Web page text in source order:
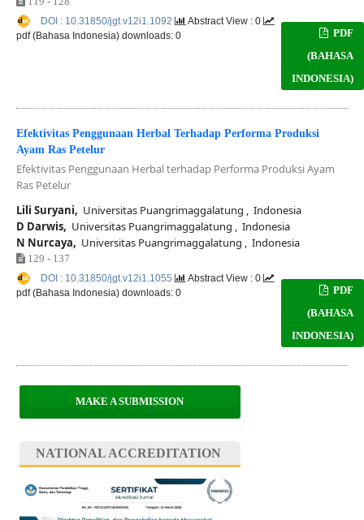
PDF
(BAHASA
INDONESIA)
DOI : 10.31850/jgt.v12i1.1092
Abstract View : 0
pdf (Bahasa Indonesia) downloads: 0
Efektivitas Penggunaan Herbal Terhadap Performa Produksi
Ayam Ras Petelur
Efektivitas Penggunaan Herbal terhadap Performa Produksi Ayam
Ras Petelur
Lili Suryani, Universitas Puangrimaggalatung , Indonesia
D Darwis, Universitas Puangrimaggalatung , Indonesia
N Nurcaya, Universitas Puangrimaggalatung , Indonesia
129 - 137
PDF
(BAHASA
INDONESIA)
DOI : 10.31850/jgt.v12i1.1055
Abstract View : 0
pdf (Bahasa Indonesia) downloads: 0
MAKE A SUBMISSION
NATIONAL ACCREDITATION